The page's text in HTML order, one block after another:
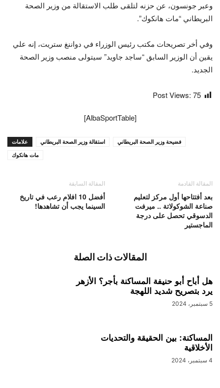
وعبر جونسون، عن حزنه لتلقى طلب الاستقالة من وزير الصحة
البريطاني “مات هانكوك”.
وفي أخر تصريحات مكتب رئيس الوزراء في دواننغ ستريت، إنه علي
يقين أن الوزير السابق “ساجد جاويد” سيتولى منصب وزير الصحة
الجديد.
Post Views: 75
[AlbaSportTable]
علامات استقالة وزير الصحة البريطاني
فضيحة وزير الصحة البريطاني
مات هانكوك
المقالة السابقة
أفضل 10 افلام رعب في تاريخ
السينما يجب أن تشاهدها!
المقالة القادمة
بعد أفتتاحها أول مركز لتعليم
صناعة الشوكولاتة .. ميرفت
الدسوقي تحصل على درجة
الماجستير
المقالات ذات الصلة
هل أباح أبو حنيفة المساكنة بأجر؟ الأزهر
يرد بتصريح شديد اللهجة
5 سبتمبر، 2024
المساكنة: بين الحقيقة والتحديات
الأخلاقية
4 سبتمبر، 2024